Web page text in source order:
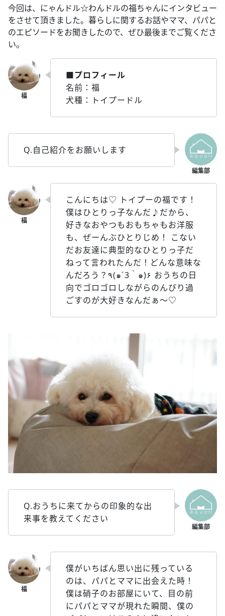
今回は、にゃんドル☆わんドルの福ちゃんにインタビュー
をさせて頂きました。暮らしに関するお話やママ、パパと
のエピソードをお聞きしたので、ぜひ最後までご覧くださ
い。
■プロフィール
名前：福
犬種：トイプードル
Q.自己紹介をお願いします
こんにちは♡ トイプーの福です！
僕はひとりっ子なんだ♪だから、
好きなおやつもおもちゃもお洋服
も、ぜーんぶひとりじめ！ こない
だお友達に典型的なひとりっ子だ
ねって言われたんだ！どんな意味な
んだろう？٩(๑´3｀๑)۶ おうちの日
向でゴロゴロしながらのんびり過
ごすのが大好きなんだぁ〜♡
Q.おうちに来てからの印象的な出
来事を教えてください
僕がいちばん思い出に残っている
のは、パパとママに出会えた時！
僕は硝子のお部屋にいて、目の前
にパパとママが現れた瞬間、僕の